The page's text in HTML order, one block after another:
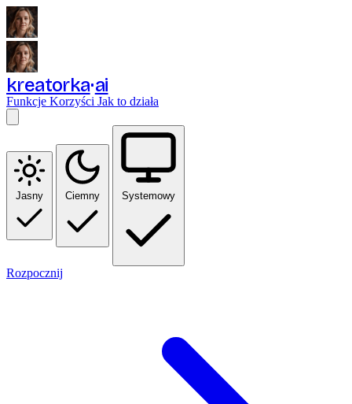
kreatorka ai
Funkcje Korzyści Jak to działa
Jasny Ciemny Systemowy
Rozpocznij